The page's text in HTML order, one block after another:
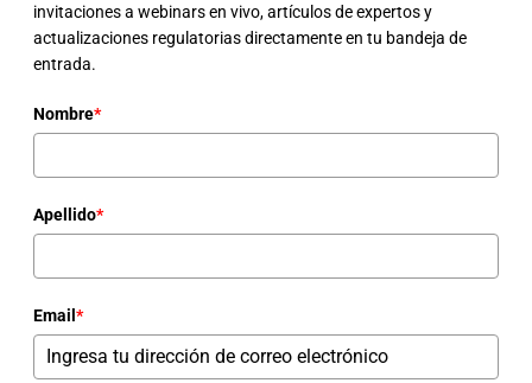
invitaciones a webinars en vivo, artículos de expertos y
actualizaciones regulatorias directamente en tu bandeja de
entrada.
Nombre*
Apellido*
Email *